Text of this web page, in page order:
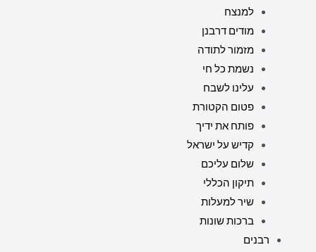
למנצח
מודים דרבנן
מזמור לתודה
נשמת כל חי
עלינו לשבח
פטום הקטורת
פותח את ידיך
קדיש על ישראל
שלום עליכם
תיקון הכללי
שיר למעלות
ברכות שונות
רבנים